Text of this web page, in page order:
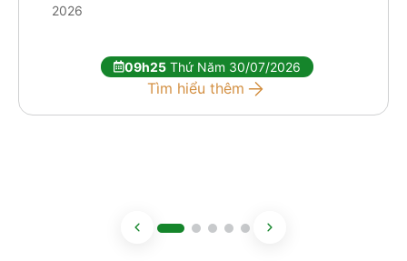
2026
09h25 Thứ Năm 30/07/2026
Tìm hiểu thêm